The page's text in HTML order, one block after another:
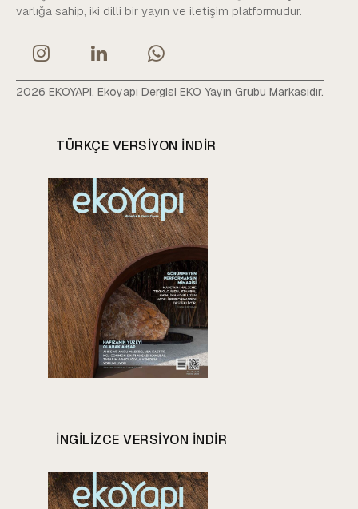
varlığa sahip, iki dilli bir yayın ve iletişim platformudur.
2026 EKOYAPI. Ekoyapı Dergisi EKO Yayın Grubu Markasıdır.
TÜRKÇE VERSIYON INDIR
INGILIZCE VERSIYON INDIR